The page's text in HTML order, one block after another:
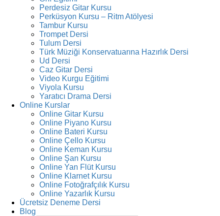
Perdesiz Gitar Kursu
Perküsyon Kursu – Ritm Atölyesi
Tambur Kursu
Trompet Dersi
Tulum Dersi
Türk Müziği Konservatuarına Hazırlık Dersi
Ud Dersi
Caz Gitar Dersi
Video Kurgu Eğitimi
Viyola Kursu
Yaratıcı Drama Dersi
Online Kurslar
Online Gitar Kursu
Online Piyano Kursu
Online Bateri Kursu
Online Çello Kursu
Online Keman Kursu
Online Şan Kursu
Online Yan Flüt Kursu
Online Klarnet Kursu
Online Fotoğrafçılık Kursu
Online Yazarlık Kursu
Ücretsiz Deneme Dersi
Blog